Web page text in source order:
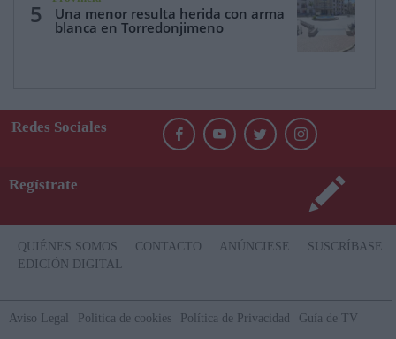
5
Una menor resulta herida con arma
blanca en Torredonjimeno
Redes Sociales
Regístrate
QUIÉNES SOMOS CONTACTO ANÚNCIESE
SUSCRÍBASE
EDICIÓN DIGITAL
Aviso Legal Politica de cookies Política de Privacidad
Guía de TV